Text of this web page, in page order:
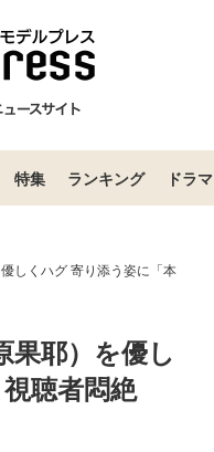
特集 ランキング ドラマ
しくハグ 寄り添う姿に「本
果耶）を優し
聴者悶絶